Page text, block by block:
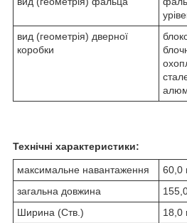
вид (геометрія) дверної
коробки
Технічні характеристики:
максимальне навантаження
60,0
загальна довжина
Ширина (Ств.)
18,0